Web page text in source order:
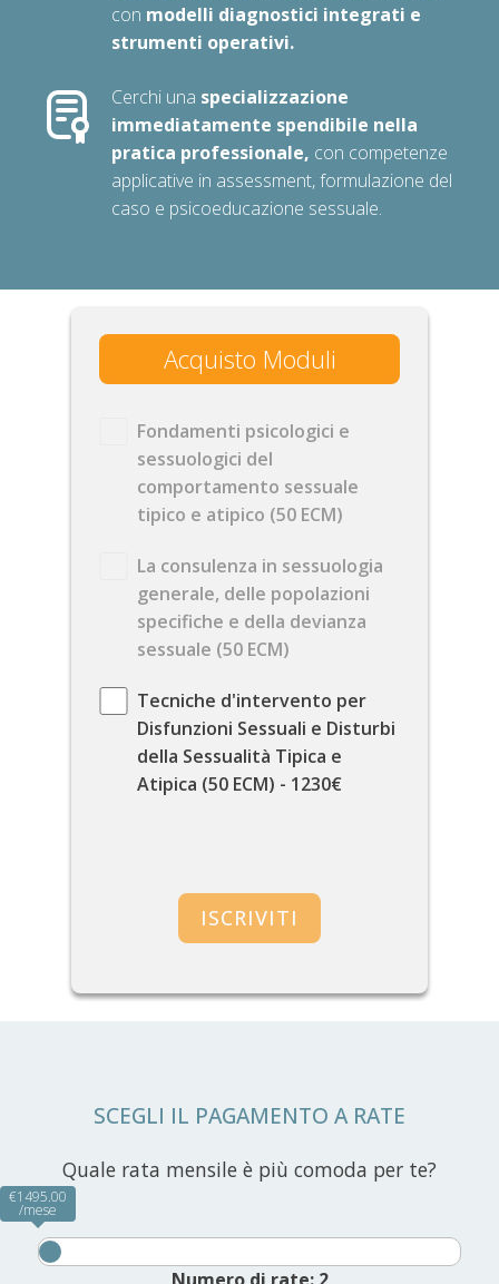
con modelli diagnostici integrati e
strumenti operativi.
Cerchi una specializzazione
immediatamente spendibile nella
pratica professionale, con competenze
applicative in assessment, formulazione del
caso e psicoeducazione sessuale.
Acquisto Moduli
Fondamenti psicologici e
sessuologici del
comportamento sessuale
tipico e atipico (50 ECM)
La consulenza in sessuologia
generale, delle popolazioni
specifiche e della devianza
sessuale (50 ECM)
Tecniche d'intervento per
Disfunzioni Sessuali e Disturbi
della Sessualità Tipica e
Atipica (50 ECM) - 1230€
SCEGLI IL PAGAMENTO A RATE
Quale rata mensile è più comoda per te?
€1495.00
/mese
Numero di rate: 2